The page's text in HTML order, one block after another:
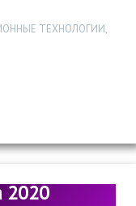
ТЕХНОЛОГИИ,
2020